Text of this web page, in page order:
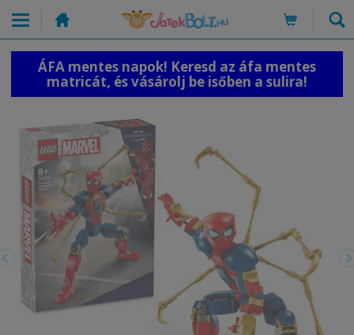
ÁFA mentes napok! Keresd az áfa mentes
matricát, és vásárolj be isőben a sulira!